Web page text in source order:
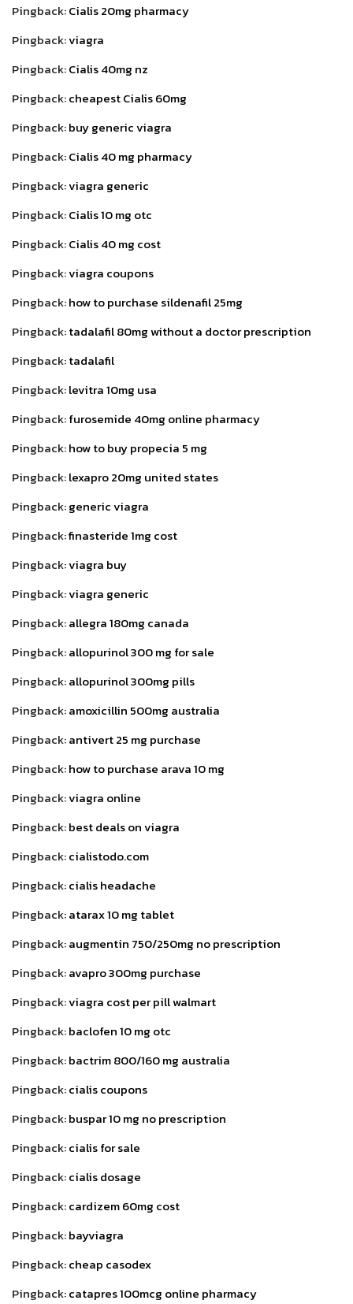
Pingback:Cialis 20mg pharmacy
Pingback:viagra
Pingback:Cialis 40mg nz
Pingback:cheapest Cialis 60mg
Pingback:buy generic viagra
Pingback:Cialis 40 mg pharmacy
Pingback:viagra generic
Pingback:Cialis 10 mg otc
Pingback:Cialis 40 mg cost
Pingback:viagra coupons
Pingback:how to purchase sildenafil 25mg
Pingback:tadalafil 80mg without a doctor prescription
Pingback:tadalafil
Pingback:levitra 10mg usa
Pingback:furosemide 40mg online pharmacy
Pingback:how to buy propecia 5 mg
Pingback:lexapro 20mg united states
Pingback:generic viagra
Pingback:finasteride 1mg cost
Pingback:viagra buy
Pingback:viagra generic
Pingback:allegra 180mg canada
Pingback:allopurinol 300 mg for sale
Pingback:allopurinol 300mg pills
Pingback:amoxicillin 500mg australia
Pingback:antivert 25 mg purchase
Pingback:how to purchase arava 10 mg
Pingback:viagra online
Pingback:best deals on viagra
Pingback:cialistodo.com
Pingback:cialis headache
Pingback:atarax 10 mg tablet
Pingback:augmentin 750/250mg no prescription
Pingback:avapro 300mg purchase
Pingback:viagra cost per pill walmart
Pingback:baclofen 10 mg otc
Pingback:bactrim 800/160 mg australia
Pingback:cialis coupons
Pingback:buspar 10 mg no prescription
Pingback:cialis for sale
Pingback:cialis dosage
Pingback:cardizem 60mg cost
Pingback:bayviagra
Pingback:cheap casodex
Pingback:catapres 100mcg online pharmacy